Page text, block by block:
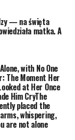
— na święta
matka. A
with No One
The Moment Her
at Her Once
Him CryThe
placed the
whispering,
are not alone